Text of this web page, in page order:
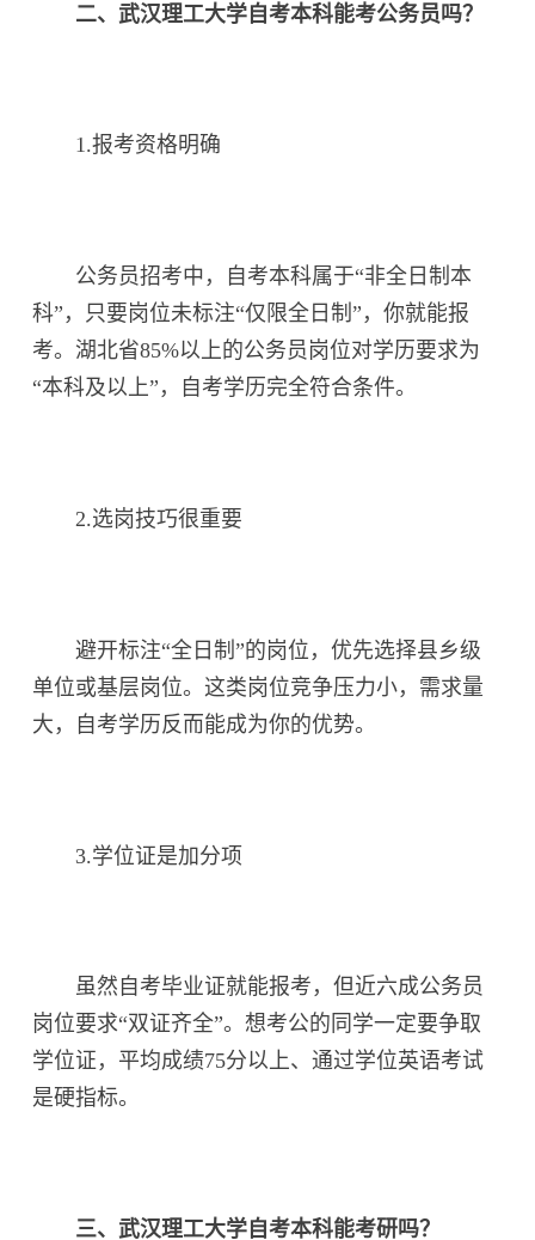
二、武汉理工大学自考本科能考公务员吗？
1.报考资格明确
公务员招考中，自考本科属于“非全日制本
科”，只要岗位未标注“仅限全日制”，你就能报
考。湖北省85%以上的公务员岗位对学历要求为
“本科及以上”，自考学历完全符合条件。
2.选岗技巧很重要
避开标注“全日制”的岗位，优先选择县乡级
单位或基层岗位。这类岗位竞争压力小，需求量
大，自考学历反而能成为你的优势。
3.学位证是加分项
虽然自考毕业证就能报考，但近六成公务员
岗位要求“双证齐全”。想考公的同学一定要争取
学位证，平均成绩75分以上、通过学位英语考试
是硬指标。
三、武汉理工大学自考本科能考研吗？